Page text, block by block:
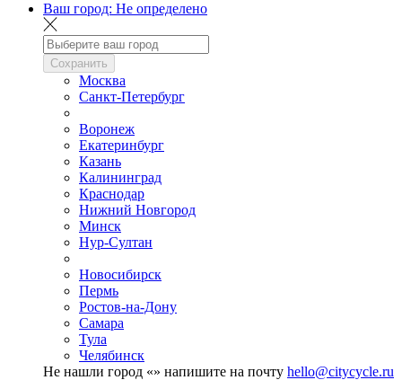
Ваш город: Не определено
Сохранить
Москва
Санкт-Петербург
Воронеж
Екатеринбург
Казань
Калининград
Краснодар
Нижний Новгород
Минск
Нур-Султан
Новосибирск
Пермь
Ростов-на-Дону
Самара
Тула
Челябинск
Не нашли город «» напишите на почту hello@citycycle.ru